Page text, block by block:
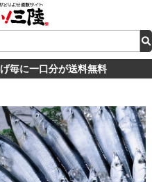
毎に一口分が送料無料